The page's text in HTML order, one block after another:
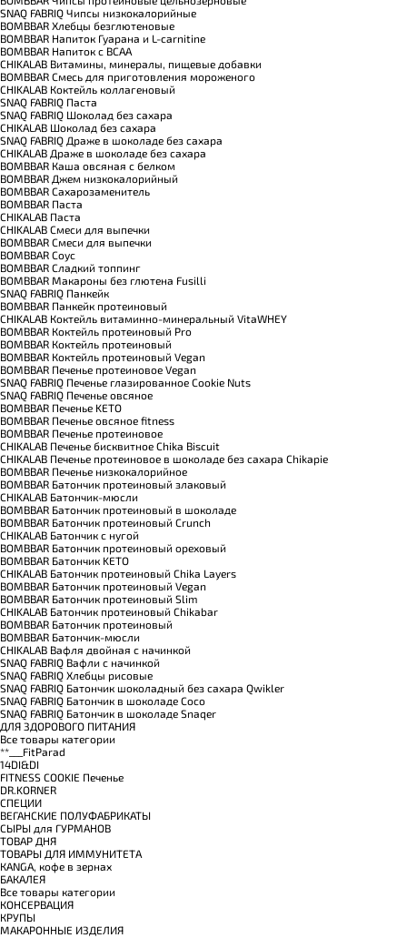
SNAQ FABRIQ Чипсы низкокалорийные
BOMBBAR Хлебцы безглютеновые
BOMBBAR Напиток Гуарана и L-carnitine
BOMBBAR Напиток с BCAA
CHIKALAB Витамины, минералы, пищевые добавки
BOMBBAR Смесь для приготовления мороженого
CHIKALAB Коктейль коллагеновый
SNAQ FABRIQ Паста
SNAQ FABRIQ Шоколад без сахара
CHIKALAB Шоколад без сахара
SNAQ FABRIQ Драже в шоколаде без сахара
CHIKALAB Драже в шоколаде без сахара
BOMBBAR Каша овсяная с белком
BOMBBAR Джем низкокалорийный
BOMBBAR Сахарозаменитель
BOMBBAR Паста
CHIKALAB Паста
CHIKALAB Смеси для выпечки
BOMBBAR Смеси для выпечки
BOMBBAR Соус
BOMBBAR Сладкий топпинг
BOMBBAR Макароны без глютена Fusilli
SNAQ FABRIQ Панкейк
BOMBBAR Панкейк протеиновый
CHIKALAB Коктейль витаминно-минеральный VitaWHEY
BOMBBAR Коктейль протеиновый Pro
BOMBBAR Коктейль протеиновый
BOMBBAR Коктейль протеиновый Vegan
BOMBBAR Печенье протеиновое Vegan
SNAQ FABRIQ Печенье глазированное Cookie Nuts
SNAQ FABRIQ Печенье овсяное
BOMBBAR Печенье KETO
BOMBBAR Печенье овсяное fitness
BOMBBAR Печенье протеиновое
CHIKALAB Печенье бисквитное Chika Biscuit
CHIKALAB Печенье протеиновое в шоколаде без сахара Chikapie
BOMBBAR Печенье низкокалорийное
BOMBBAR Батончик протеиновый злаковый
CHIKALAB Батончик-мюсли
BOMBBAR Батончик протеиновый в шоколаде
BOMBBAR Батончик протеиновый Crunch
CHIKALAB Батончик с нугой
BOMBBAR Батончик протеиновый ореховый
BOMBBAR Батончик KETO
CHIKALAB Батончик протеиновый Chika Layers
BOMBBAR Батончик протеиновый Vegan
BOMBBAR Батончик протеиновый Slim
CHIKALAB Батончик протеиновый Chikabar
BOMBBAR Батончик протеиновый
BOMBBAR Батончик-мюсли
CHIKALAB Вафля двойная с начинкой
SNAQ FABRIQ Вафли с начинкой
SNAQ FABRIQ Хлебцы рисовые
SNAQ FABRIQ Батончик шоколадный без сахара Qwikler
SNAQ FABRIQ Батончик в шоколаде Coco
SNAQ FABRIQ Батончик в шоколаде Snaqer
ДЛЯ ЗДОРОВОГО ПИТАНИЯ
Все товары категории
**___FitParad
14DI&DI
FITNESS COOKIE Печенье
DR.KORNER
СПЕЦИИ
ВЕГАНСКИЕ ПОЛУФАБРИКАТЫ
СЫРЫ для ГУРМАНОВ
TОВАР ДНЯ
TОВАРЫ ДЛЯ ИММУНИТЕТА
КANGA, кофе в зернах
БАКАЛЕЯ
Все товары категории
КОНСЕРВАЦИЯ
КРУПЫ
МАКАРОННЫЕ ИЗДЕЛИЯ